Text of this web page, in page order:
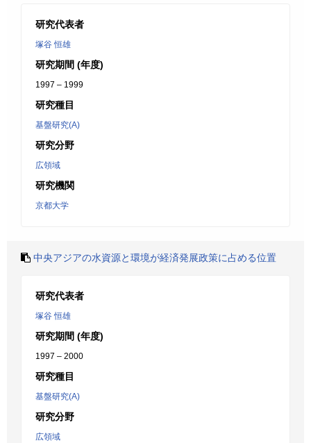
研究代表者
塚谷 恒雄
研究期間 (年度)
1997 – 1999
研究種目
基盤研究(A)
研究分野
広領域
研究機関
京都大学
中央アジアの水資源と環境が経済発展政策に占める位置
研究代表者
塚谷 恒雄
研究期間 (年度)
1997 – 2000
研究種目
基盤研究(A)
研究分野
広領域